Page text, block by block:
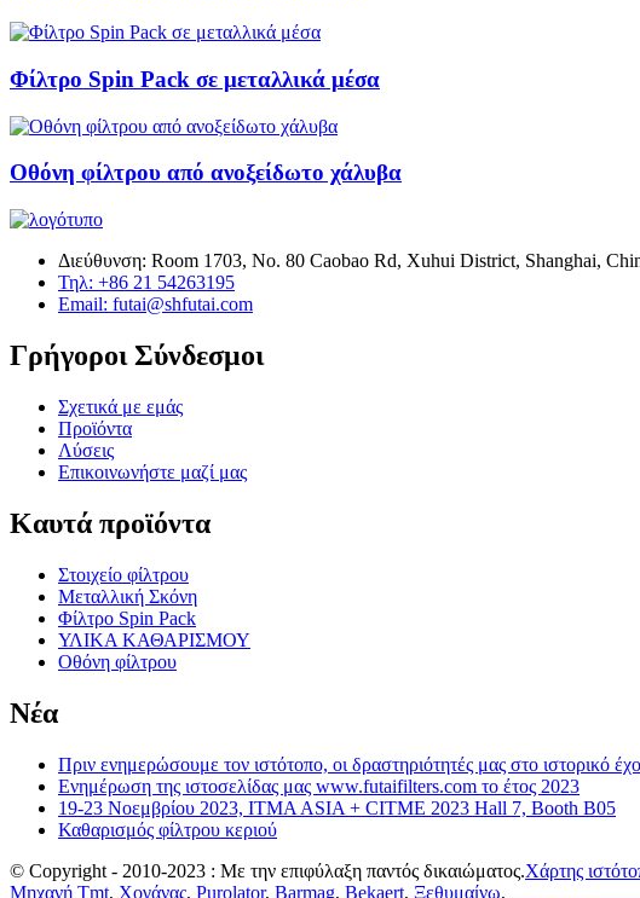
Φίλτρο Spin Pack σε μεταλλικά μέσα
Οθόνη φίλτρου από ανοξείδωτο χάλυβα
Διεύθυνση: Room 1703, No. 80 Caobao Rd, Xuhui District, Shanghai,
Τηλ: +86 21 54263195
Email: futai@shfutai.com
Γρήγοροι Σύνδεσμοι
Σχετικά με εμάς
Προϊόντα
Λύσεις
Επικοινωνήστε μαζί μας
Καυτά προϊόντα
Στοιχείο φίλτρου
Μεταλλική Σκόνη
Φίλτρο Spin Pack
ΥΛΙΚΑ ΚΑΘΑΡΙΣΜΟΥ
Οθόνη φίλτρου
Νέα
Πριν ενημερώσουμε τον ιστότοπο, οι δραστηριότητές μας στο ιστορικό
Ενημέρωση της ιστοσελίδας μας www.futaifilters.com το έτος 2023
19-23 Νοεμβρίου 2023, ITMA ASIA + CITME 2023 Hall 7, Booth B05
Καθαρισμός φίλτρου κεριού
© Copyright - 2010-2023 : Με την επιφύλαξη παντός δικαιώματος.Χάρτης
Μηχανή Tmt, Χογάνας, Purolator, Barmag, Bekaert, Ξεθυμαίνω,